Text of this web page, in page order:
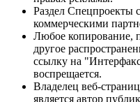
Раздел Спецпроекты
коммерческими
Любое копирование,
другое
ссылку на
воспрещается.
Владелец веб-
является автор